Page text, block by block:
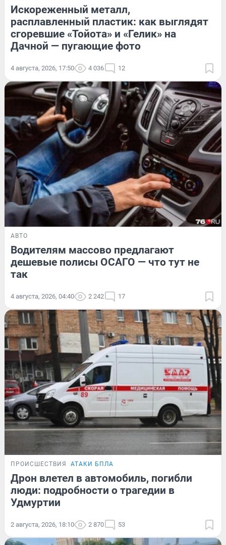
Искореженный металл,
расплавленный пластик: как выглядят
сгоревшие «Тойота» и «Гелик» на
Дачной — пугающие фото
4 августа, 2026, 17:50 4 036 12
АВТО
Водителям массово предлагают
дешевые полисы ОСАГО — что тут не
так
4 августа, 2026, 04:40 2 242 17
ПРОИСШЕСТВИЯ АТАКИ БПЛА
Дрон влетел в автомобиль, погибли
люди: подробности о трагедии в
Удмуртии
2 августа, 2026, 18:10 2 870 53